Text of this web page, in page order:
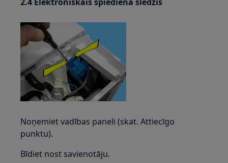
Noņemiet vadības paneli (skat. Attiecīgo
punktu).
Bīdiet nost savienotāju.